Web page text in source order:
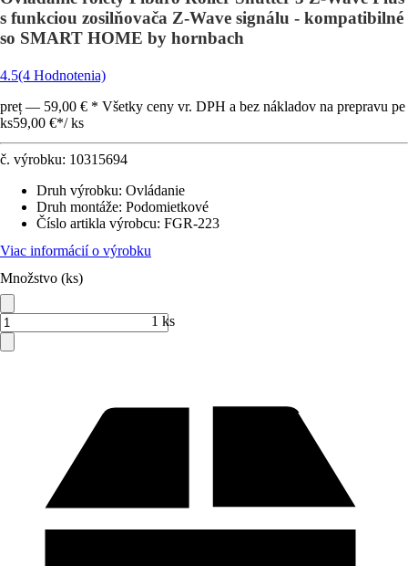
s funkciou zosilňovača Z-Wave signálu - kompatibilné
so SMART HOME by hornbach
4.5(4 Hodnotenia)
preț — 59,00 € * Všetky ceny vr. DPH a bez nákladov na prepravu pe
ks59,00 €*/ ks
č. výrobku: 10315694
Druh výrobku: Ovládanie
Druh montáže: Podomietkové
Číslo artikla výrobcu: FGR-223
Viac informácií o výrobku
Množstvo (ks)
1 ks